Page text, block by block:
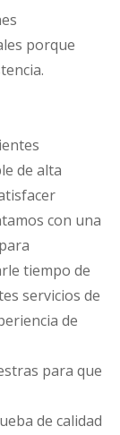
porque
de alta
con una
tiempo de
servicios de
de
para que
de calidad